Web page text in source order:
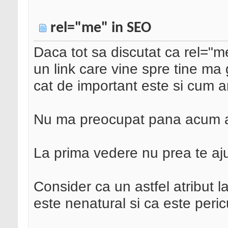
rel="me" in SEO
Daca tot sa discutat ca
un link care vine spre tine
cat de important este si cum
Nu ma preocupat pana acum
La prima vedere nu prea te
Consider ca un astfel atribut
este nenatural si ca este